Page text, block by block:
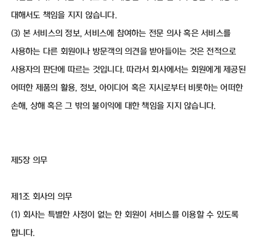
대해서도 책임을 지지 않습니다.
(3) 본 서비스의 정보, 서비스에 참여하는 전문 의사 혹은 서비스를
사용하는 다른 회원이나 방문객의 의견을 받아들이는 것은 전적으로
사용자의 판단에 따르는 것입니다. 따라서 회사에서는 회원에게 제공된
어떠한 제품의 활용, 정보, 아이디어 혹은 지시로부터 비롯하는 어떠한
손해, 상해 혹은 그 밖의 불이익에 대한 책임을 지지 않습니다.
제5장 의무
제1조 회사의 의무
(1) 회사는 특별한 사정이 없는 한 회원이 서비스를 이용할 수 있도록
합니다.